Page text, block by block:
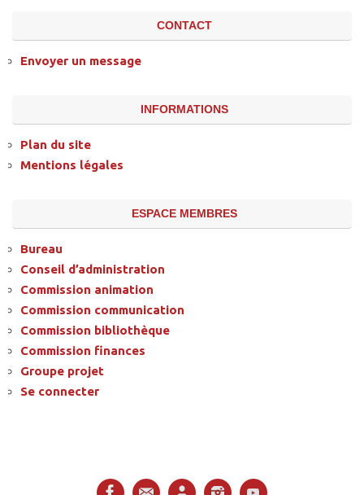
CONTACT
Envoyer un message
INFORMATIONS
Plan du site
Mentions légales
ESPACE MEMBRES
Bureau
Conseil d’administration
Commission animation
Commission communication
Commission bibliothèque
Commission finances
Groupe projet
Se connecter